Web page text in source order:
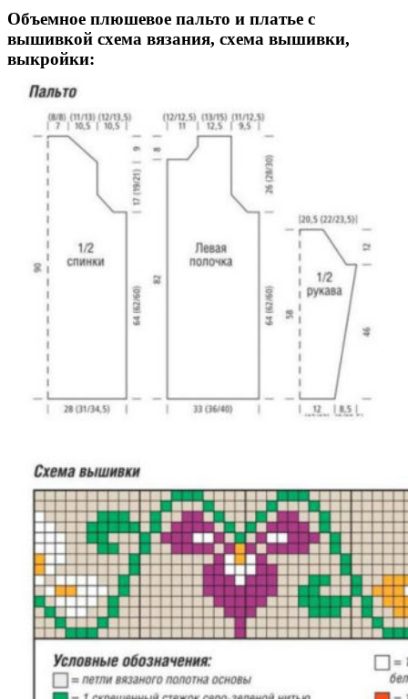
Объемное плюшевое пальто и платье с
вышивкой схема вязания, схема вышивки,
выкройки: